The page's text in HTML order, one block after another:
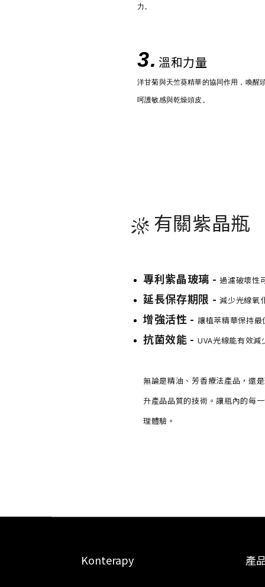
力。
3. 溫和力量
洋甘菊與天竺葵精華的協同作用，喚醒
呵護敏感與乾燥頭皮。
有關紫晶瓶
專利紫晶玻璃 -過濾破壞性
延長保存期限 -減少光線氧
增強活性 - 讓植萃精華保持
抗菌效能 - UVA光線能有效
無論是精油、芳香療法產品，還
升產品品質的技術。讓瓶內的每
理體驗。
Konterapy 產